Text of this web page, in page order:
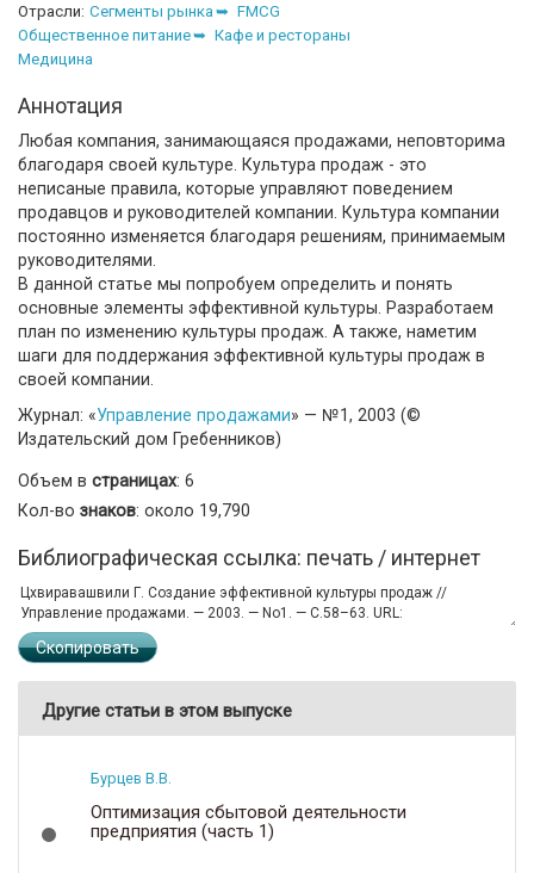
Отрасли: Сегменты рынка
FMCG
Общественное питание
Кафе и рестораны
Медицина
Аннотация
Любая компания, занимающаяся продажами, неповторима
благодаря своей культуре. Культура продаж - это
неписаные правила, которые управляют поведением
продавцов и руководителей компании. Культура компании
постоянно изменяется благодаря решениям, принимаемым
руководителями.
В данной статье мы попробуем определить и понять
основные элементы эффективной культуры. Разработаем
план по изменению культуры продаж. А также, наметим
шаги для поддержания эффективной культуры продаж в
своей компании.
Журнал: «Управление продажами» — №1, 2003 (©
Издательский дом Гребенников)
Объем в страницах: 6
Кол-во знаков: около 19,790
Библиографическая ссылка: печать / интернет
Скопировать
Другие статьи в этом выпуске
Бурцев В.В.
Оптимизация сбытовой деятельности
предприятия (часть 1)